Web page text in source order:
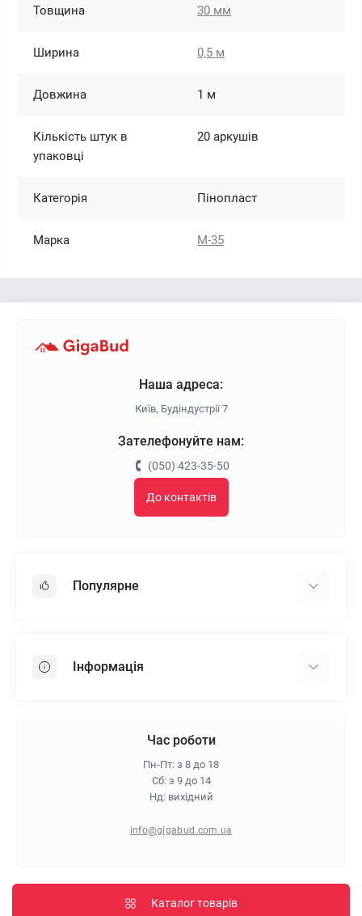
Товщина 30 мм
Ширина 0,5 м
Довжина 1 м
Кількість штук в
упаковці
20 аркушів
Категорія Пінопласт
Марка М-35
Наша адреса:
Київ, Будіндустрії 7
Зателефонуйте нам:
(050) 423-35-50
До контактів
Популярне
Пінопласт
Інформація
Гарантія та повернення
Політика конфіденційності
Час роботи
Пн-Пт: з 8 до 18
Сб: з 9 до 14
Нд: вихідний
info@gigabud.com.ua
Каталог товарів